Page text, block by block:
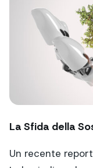
La Sfida della
Un recente